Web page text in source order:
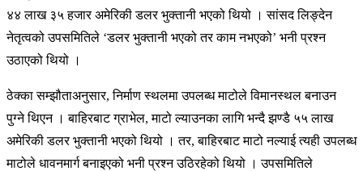
४४ लाख ३५ हजार अमेरिकी डलर भुक्तानी भएको थियो । सांसद लिङ्देन
नेतृत्वको उपसमितिले ‘डलर भुक्तानी भएको तर काम नभएको’ भनी प्रश्न
उठाएको थियो ।
ठेक्का सम्झौताअनुसार, निर्माण स्थलमा उपलब्ध माटोले विमानस्थल बनाउन
पुग्ने थिएन । बाहिरबाट ग्राभेल, माटो ल्याउनका लागि भन्दै झण्डै ५५ लाख
अमेरिकी डलर भुक्तानी भएको थियो । तर, बाहिरबाट माटो नल्याई त्यही उपलब्ध
माटोले धावनमार्ग बनाइएको भनी प्रश्न उठिरहेको थियो । उपसमितिले